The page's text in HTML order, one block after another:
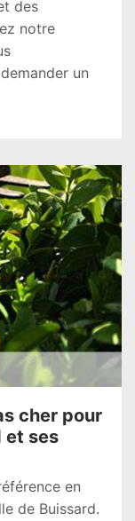
des
notre
un
cher pour
et ses
en
de Buissard.